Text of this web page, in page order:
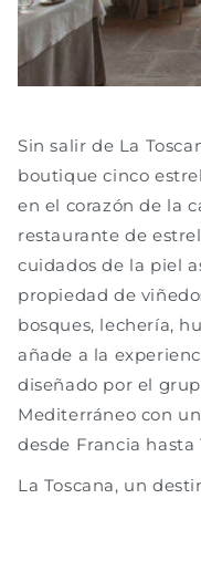
Sin salir de La
boutique cinco
en el corazón de la
restaurante de
cuidados de la piel
propiedad de
bosques, lechería,
añade a la
diseñado por el
Mediterráneo con
desde Francia hasta
La Toscana, un